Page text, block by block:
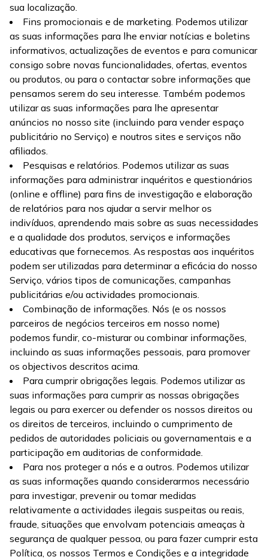
sua localização.
Fins promocionais e de marketing. Podemos utilizar
as suas informações para lhe enviar notícias e boletins
informativos, actualizações de eventos e para comunicar
consigo sobre novas funcionalidades, ofertas, eventos
ou produtos, ou para o contactar sobre informações que
pensamos serem do seu interesse. Também podemos
utilizar as suas informações para lhe apresentar
anúncios no nosso site (incluindo para vender espaço
publicitário no Serviço) e noutros sites e serviços não
afiliados.
Pesquisas e relatórios. Podemos utilizar as suas
informações para administrar inquéritos e questionários
(online e offline) para fins de investigação e elaboração
de relatórios para nos ajudar a servir melhor os
indivíduos, aprendendo mais sobre as suas necessidades
e a qualidade dos produtos, serviços e informações
educativas que fornecemos. As respostas aos inquéritos
podem ser utilizadas para determinar a eficácia do nosso
Serviço, vários tipos de comunicações, campanhas
publicitárias e/ou actividades promocionais.
Combinação de informações. Nós (e os nossos
parceiros de negócios terceiros em nosso nome)
podemos fundir, co-misturar ou combinar informações,
incluindo as suas informações pessoais, para promover
os objectivos descritos acima.
Para cumprir obrigações legais. Podemos utilizar as
suas informações para cumprir as nossas obrigações
legais ou para exercer ou defender os nossos direitos ou
os direitos de terceiros, incluindo o cumprimento de
pedidos de autoridades policiais ou governamentais e a
participação em auditorias de conformidade.
Para nos proteger a nós e a outros. Podemos utilizar
as suas informações quando considerarmos necessário
para investigar, prevenir ou tomar medidas
relativamente a actividades ilegais suspeitas ou reais,
fraude, situações que envolvam potenciais ameaças à
segurança de qualquer pessoa, ou para fazer cumprir esta
Política, os nossos Termos e Condições e a integridade